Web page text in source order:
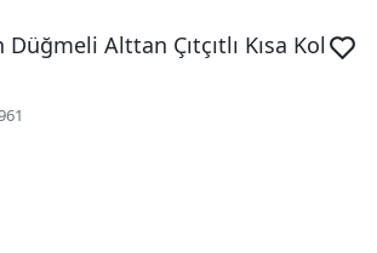
Alttan Çıtçıtlı Kısa Kol